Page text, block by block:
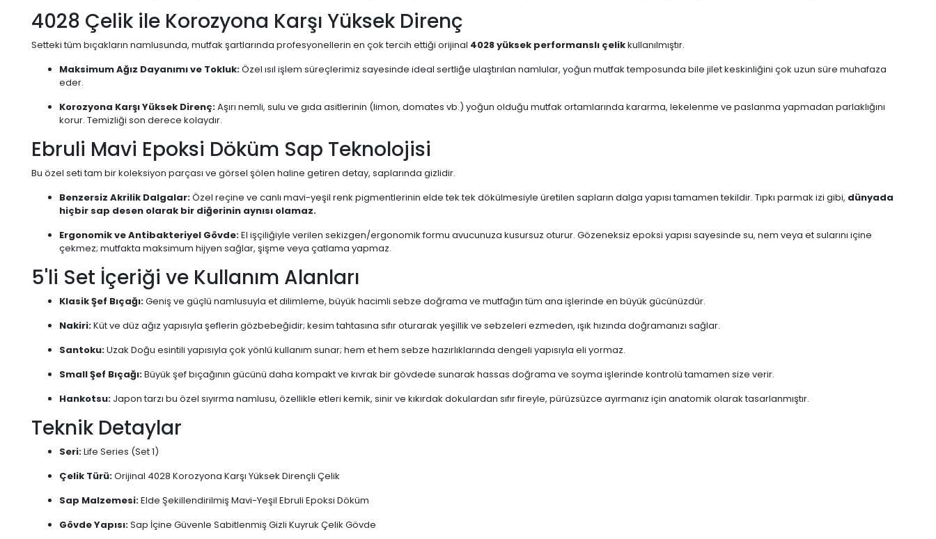
4028 Çelik ile Korozyona Karşı Yüksek Direnç
Setteki tüm bıçakların namlusunda, mutfak şartlarında profesyonellerin en çok tercih ettiği orijinal 4028 yüksek performanslı çelikkullanılmıştır.
Maksimum Ağız Dayanımı ve Tokluk:Özel ısıl işlem süreçlerimiz sayesinde ideal sertliğe ulaştırılan namlular, yoğun mutfak temposunda bile jilet keskinliğini çok uzun süre muhafaza
eder.
Korozyona Karşı Yüksek Direnç:Aşırı nemli, sulu ve gıda asitlerinin (limon, domates vb.) yoğun olduğu mutfak ortamlarında kararma, lekelenme ve paslanma yapmadan parlaklığını
korur. Temizliği son derece kolaydır.
Ebruli Mavi Epoksi Döküm Sap Teknolojisi
Bu özel seti tam bir koleksiyon parçası ve görsel şölen haline getiren detay, saplarında gizlidir.
Benzersiz Akrilik Dalgalar:Özel reçine ve canlı mavi-yeşil renk pigmentlerinin elde tek tek dökülmesiyle üretilen sapların dalga yapısı tamamen tekildir. Tıpkı parmak izi gibi, dünyada
hiçbir sap desen olarak bir diğerinin aynısı olamaz.
Ergonomik ve Antibakteriyel Gövde:El işçiliğiyle verilen sekizgen/ergonomik formu avucunuza kusursuz oturur. Gözeneksiz epoksi yapısı sayesinde su, nem veya et sularını içine
çekmez; mutfakta maksimum hijyen sağlar, şişme veya çatlama yapmaz.
5'li Set İçeriği ve Kullanım Alanları
Klasik Şef Bıçağı:Geniş ve güçlü namlusuyla et dilimleme, büyük hacimli sebze doğrama ve mutfağın tüm ana işlerinde en büyük gücünüzdür.
Nakiri:Küt ve düz ağız yapısıyla şeflerin gözbebeğidir; kesim tahtasına sıfır oturarak yeşillik ve sebzeleri ezmeden, ışık hızında doğramanızı sağlar.
Santoku:Uzak Doğu esintili yapısıyla çok yönlü kullanım sunar; hem et hem sebze hazırlıklarında dengeli yapısıyla eli yormaz.
Small Şef Bıçağı:Büyük şef bıçağının gücünü daha kompakt ve kıvrak bir gövdede sunarak hassas doğrama ve soyma işlerinde kontrolü tamamen size verir.
Hankotsu: Japon tarzı bu özel sıyırma namlusu, özellikle etleri kemik, sinir ve kıkırdak dokulardan sıfır fireyle, pürüzsüzce ayırmanız için anatomik olarak tasarlanmıştır.
Teknik Detaylar
Seri:Life Series (Set 1)
Çelik Türü:Orijinal 4028 Korozyona Karşı Yüksek Dirençli Çelik
Sap Malzemesi:Elde Şekillendirilmiş Mavi-Yeşil Ebruli Epoksi Döküm
Gövde Yapısı:Sap İçine Güvenle Sabitlenmiş Gizli Kuyruk Çelik Gövde